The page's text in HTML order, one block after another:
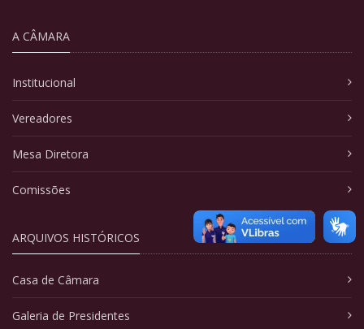
A CÂMARA
Institucional
Vereadores
Mesa Diretora
Comissões
ARQUIVOS HISTÓRICOS
Casa de Câmara
Galeria de Presidentes